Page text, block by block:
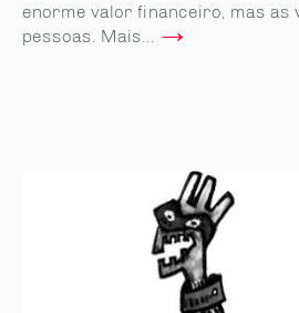
enorme valor financeiro, mas as
pessoas. Mais...→